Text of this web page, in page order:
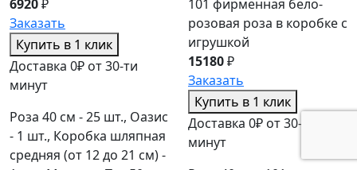
6920₽
Заказать
Купить в 1 клик
Доставка 0₽ от 30-ти
минут
Роза 40 см - 25 шт., Оазис
- 1 шт., Коробка шляпная
средняя (от 12 до 21 см) -
101 фирменная бело-
розовая роза в коробке c
игрушкой
15180₽
Заказать
Купить в 1 клик
Доставка 0₽ от 30-ти
минут